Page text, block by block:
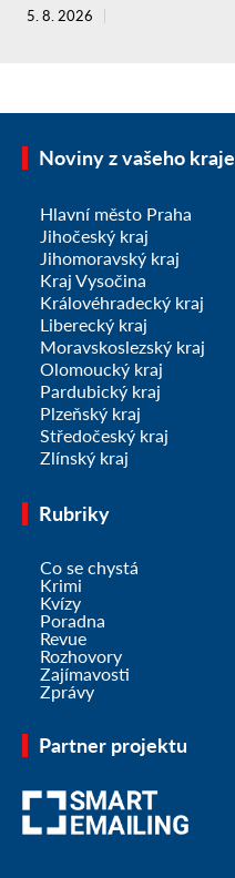
5. 8. 2026
Noviny z vašeho kraje
Hlavní město Praha
Jihočeský kraj
Jihomoravský kraj
Kraj Vysočina
Královéhradecký kraj
Liberecký kraj
Moravskoslezský kraj
Olomoucký kraj
Pardubický kraj
Plzeňský kraj
Středočeský kraj
Zlínský kraj
Rubriky
Co se chystá
Krimi
Kvízy
Poradna
Revue
Rozhovory
Zajímavosti
Zprávy
Partner projektu